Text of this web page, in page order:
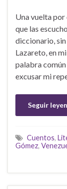
Una vuelta
que las
diccionario, sin
Lazareto, en
palabra común
excusar mi
Seguir
Cuentos,
Gómez,